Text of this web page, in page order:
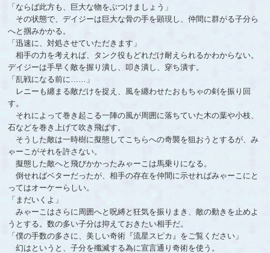
「ならば此方も、巨大な物をぶつけましょう」
その状態で、デイジーは巨大な骨の手を顕現し、仲間に群がる子分ら
へと掴みかかる。
「迅速に、対処させていただきます」
相手の力を考えれば、タンク役もどれだけ耐えられるかわからない。
デイジーは手早く敵を握り潰し、叩き潰し、穿ち潰す。
「乱戦になる前に……」
レニーも纏まる敵だけを捉え、風を纏わせたおもちゃの剣を振り回
す。
それによって巻き起こる一陣の風が周囲に落ちていた木の葉や小枝、
石などを巻き上げて吹き飛ばす。
そうした敵は一時樹に擬態してこちらへの奇襲を狙おうとするが、み
ゃーこがそれを許さない。
擬態した敵へと飛びかかったみゃーこは馬乗りになる。
倒せればベターだったが、相手の存在を仲間に示せればみゃーこにと
ってはオーケーらしい。
「まだいくよ」
みゃーこはさらに周囲へと呪縛と狂気を振りまき、敵の動きを止めよ
うとする。数の多い子分は抑えておきたい相手だ。
「僕の手数の多さに、美しい奇術『流星スピカ』をご覧ください」
幻はというと、子分を殲滅する為に宣言通り奇術を使う。